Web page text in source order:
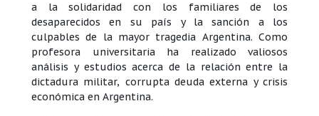
a la solidaridad con los familiares de los
desaparecidos en su país y la sanción a los
culpables de la mayor tragedia Argentina. Como
profesora universitaria ha realizado valiosos
análisis y estudios acerca de la relación entre la
dictadura militar, corrupta deuda externa y crisis
económica en Argentina.